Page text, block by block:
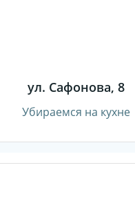
ул. Сафонова, 8
Убираемся на кухне